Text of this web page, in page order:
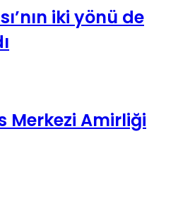
iki yönü de
Merkezi Amirliği